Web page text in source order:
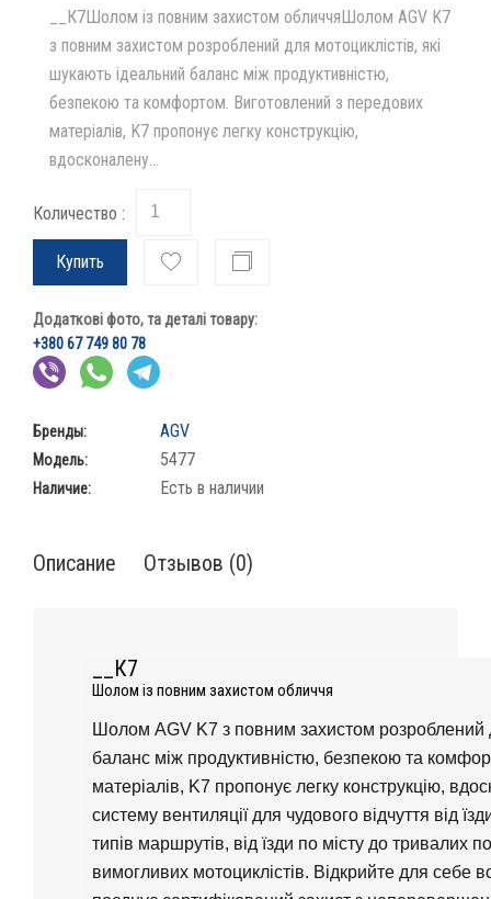
__К7Шолом із повним захистом обличчяШолом AGV K7
з повним захистом розроблений для мотоциклістів, які
шукають ідеальний баланс між продуктивністю,
безпекою та комфортом. Виготовлений з передових
матеріалів, K7 пропонує легку конструкцію,
вдосконалену...
Количество :
Купить
Додаткові фото, та деталі товару:
+380 67 749 80 78
Бренды: AGV
Модель: 5477
Наличие: Есть в наличии
Описание Отзывов (0)
__К7
Шолом із повним захистом обличчя
Шолом AGV K7 з повним захистом розроблений
баланс між продуктивністю, безпекою та
матеріалів, K7 пропонує легку конструкцію,
систему вентиляції для чудового відчуття від
типів маршрутів, від їзди по місту до тривалих
вимогливих мотоциклістів. Відкрийте для себе